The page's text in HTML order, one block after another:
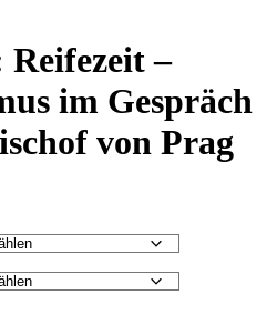
–
im Gespräch
von Prag